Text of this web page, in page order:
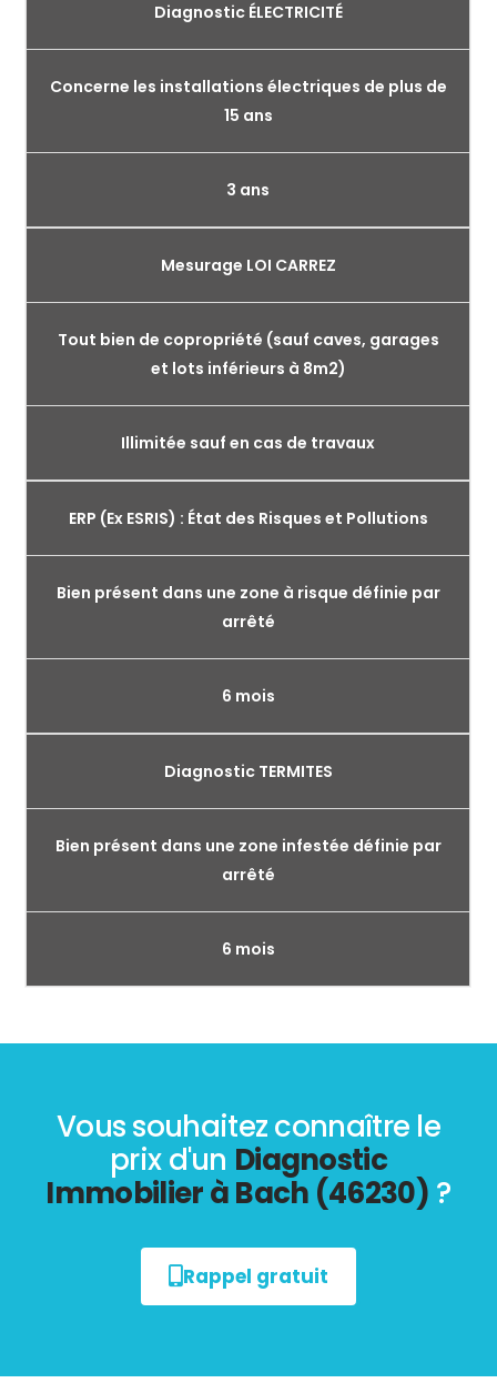
Diagnostic ÉLECTRICITÉ
Concerne les installations électriques de plus de
15 ans
3 ans
Mesurage LOI CARREZ
Tout bien de copropriété (sauf caves, garages
et lots inférieurs à 8m2)
Illimitée sauf en cas de travaux
ERP (Ex ESRIS) : État des Risques et Pollutions
Bien présent dans une zone à risque définie par
arrêté
6 mois
Diagnostic TERMITES
Bien présent dans une zone infestée définie par
arrêté
6 mois
Vous souhaitez connaître le
prix d'un Diagnostic
Immobilier à Bach (46230) ?
Rappel gratuit